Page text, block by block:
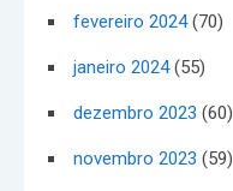
fevereiro 2024(70)
janeiro 2024(55)
dezembro 2023 (60)
novembro 2023 (59)